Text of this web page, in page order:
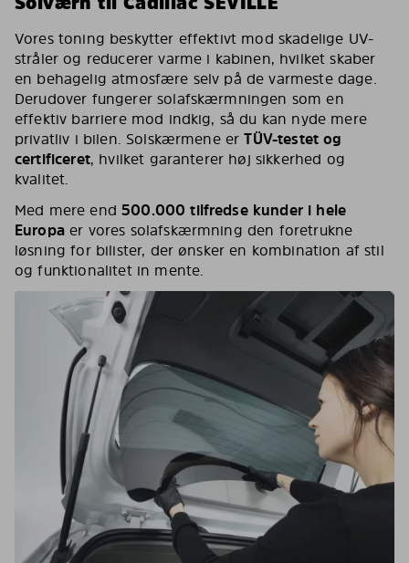
Vores toning beskytter effektivt mod skadelige UV-
stråler og reducerer varme i kabinen, hvilket skaber
en behagelig atmosfære selv på de varmeste dage.
Derudover fungerer solafskærmningen som en
effektiv barriere mod indkig, så du kan nyde mere
privatliv i bilen. Solskærmene erTÜV-testet og
certificeret, hvilket garanterer høj sikkerhed og
kvalitet.
Med mere end500.000 tilfredse kunder i hele
Europaer vores solafskærmning den foretrukne
løsning for bilister, der ønsker en kombination af stil
og funktionalitet in mente.